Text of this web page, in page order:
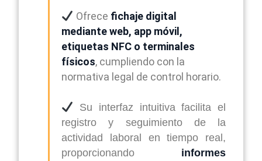
Ofrece fichaje digital
mediante web, app móvil,
etiquetas NFC o terminales
físicos, cumpliendo con la
normativa legal de control horario.
Su interfaz intuitiva facilita el
registro y seguimiento de la
actividad laboral en tiempo real,
proporcionando informes